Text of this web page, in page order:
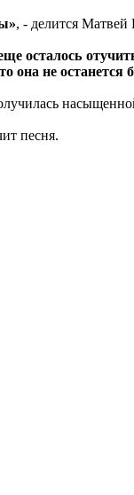
, - делится
осталось
она не останется
песня.